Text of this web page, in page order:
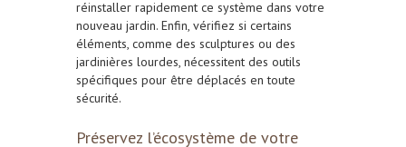
réinstaller rapidement ce système dans votre
nouveau jardin. Enfin, vérifiez si certains
éléments, comme des sculptures ou des
jardinières lourdes, nécessitent des outils
spécifiques pour être déplacés en toute
sécurité.
Préservez l’écosystème de votre